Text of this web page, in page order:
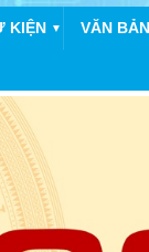
KIỆN ▼ VĂN